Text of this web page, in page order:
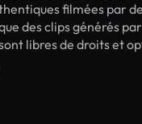
filmées par
des clips générés
libres de droits et